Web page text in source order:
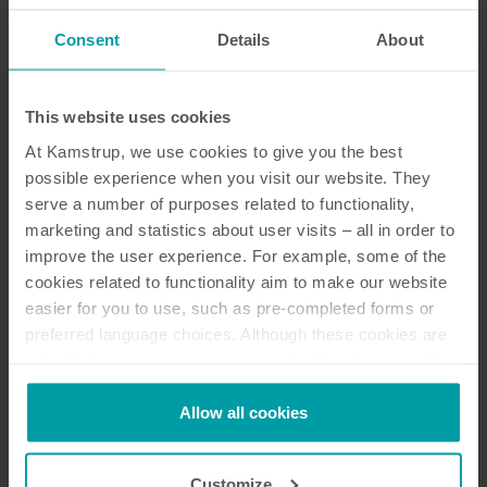
Consent Details About
This website uses cookies
At Kamstrup, we use cookies to give you the best
possible experience when you visit our website. They
serve a number of purposes related to functionality,
marketing and statistics about user visits – all in order to
improve the user experience. For example, some of the
cookies related to functionality aim to make our website
easier for you to use, such as pre-completed forms or
preferred language choices. Although these cookies are
not be available without them.
Kamstrup makes use of third-party cookies. A third-party
cookie is installed by someone other than us, such as
Allow all cookies
Customize
hebt altijd toegang tot de data, dus het is niet nodig
om op een reactie van een externe partij te wachten
van READy bepalen zelf hoe ze het systeem willen
inzetten.’
Transparantie
Met de slimme meetoplossingen van Kamstrup
krijgen de gebruikers van READy eenvoudig en
transparant toegang tot al hun gegevens, inclusief een
aantal hulpmiddelen waarmee ze proactief kunnen
Startman legt uit dat dit opdrachtgevers in staat stelt
woningen, winkels, appartementen, kantoren en
andere ruimten op intelligente wijze van energie en
water te voorzien, continu meetdata te verzamelen